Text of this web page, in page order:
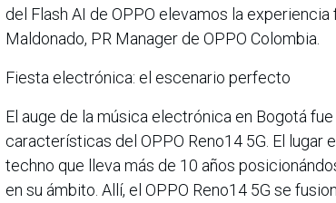
del Flash AI de OPPO elevamos la
Maldonado, PR Manager de OPPO Colombia.
Fiesta electrónica: el escenario perfecto
El auge de la música electrónica en Bogotá
características del OPPO Reno14 5G. El lugar
techno que lleva más de 10 años
en su ámbito. Allí, el OPPO Reno14 5G se